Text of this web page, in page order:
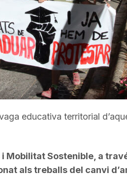
educativa territorial
Sostenible, a
als treballs del canvi